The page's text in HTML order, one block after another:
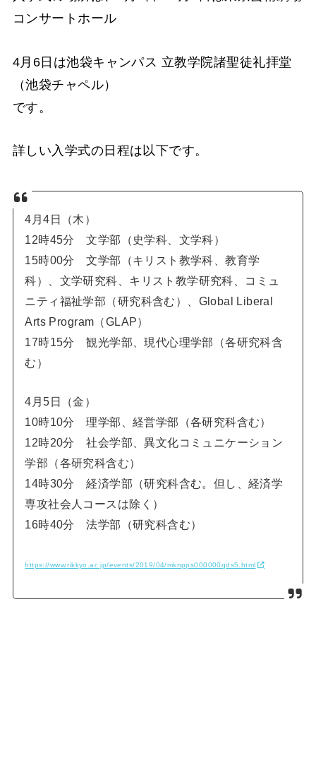
コンサートホール
4月6日は池袋キャンパス 立教学院諸聖徒礼拝堂
（池袋チャペル）
です。
詳しい入学式の日程は以下です。
4月4日（木）
12時45分 文学部（史学科、文学科）
15時00分 文学部（キリスト教学科、教育学
科）、文学研究科、キリスト教学研究科、コミュ
ニティ福祉学部（研究科含む）、Global Liberal
Arts Program（GLAP）
17時15分 観光学部、現代心理学部（各研究科含
む）
4月5日（金）
10時10分 理学部、経営学部（各研究科含む）
12時20分 社会学部、異文化コミュニケーション
学部（各研究科含む）
14時30分 経済学部（研究科含む。但し、経済学
専攻社会人コースは除く）
16時40分 法学部（研究科含む）
https://www.rikkyo.ac.jp/events/2019/04/mknpps000000qds5.html